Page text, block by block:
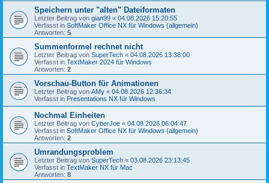
Speichern unter "alten" Dateiformaten
Letzter Beitrag von gian99 « 04.08.2026 15:20:55
Verfasst in SoftMaker Office NX für Windows (allgemein)
Antworten: 5
Summenformel rechnet nicht
Letzter Beitrag von SuperTech « 04.08.2026 13:38:00
Verfasst in TextMaker 2024 für Windows
Antworten: 2
Vorschau-Button für Animationen
Letzter Beitrag von AMy « 04.08.2026 12:36:34
Verfasst in Presentations NX für Windows
Nochmal Einheiten
Letzter Beitrag von CyberJoe « 04.08.2026 06:04:47
Verfasst in SoftMaker Office NX für Windows (allgemein)
Antworten: 2
Umrandungsproblem
Letzter Beitrag von SuperTech « 03.08.2026 23:13:45
Verfasst in TextMaker NX für Mac
Antworten: 8